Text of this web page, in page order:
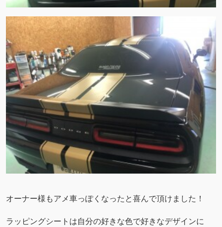
オーナー様もアメ車っぽくなったと喜んで頂けました！
ラッピングシートは自分の好きな色で好きなデザインに